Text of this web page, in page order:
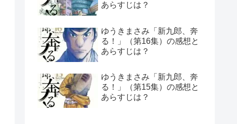
あらすじは？
ゆうきまさみ「新九郎、奔
る！」（第16集）の感想と
あらすじは？
ゆうきまさみ「新九郎、奔
る！」（第15集）の感想と
あらすじは？